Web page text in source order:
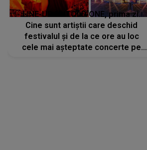
LINE-UP UNTOLD ONE, prima zi.
Cine sunt artiștii care deschid
festivalul și de la ce ore au loc
cele mai așteptate concerte pe